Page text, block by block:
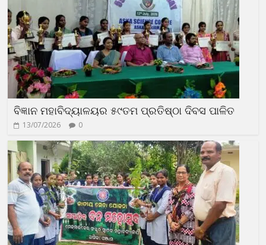
ବିଜ୍ଞାନ ମହାବିଦ୍ୟାଳୟର ୫୯ତମ ପ୍ରତିଷ୍ଠା ଦିବସ ପାଳିତ
13/07/2026 0